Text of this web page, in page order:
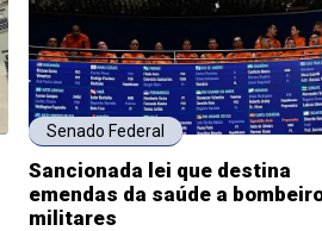
Senado Federal
Sancionada lei que destina
emendas da saúde a
militares